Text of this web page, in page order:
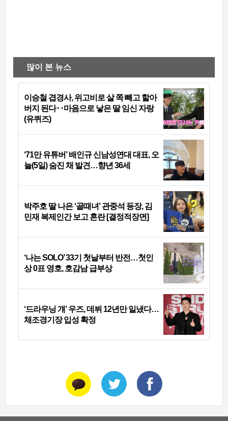
많이 본 뉴스
이승철 겹경사, 위고비로 살 쪽 빼고 할아
버지 된다‥마음으로 낳은 딸 임신 자랑
(유퀴즈)
‘71만 유튜버’ 배인규 신남성연대 대표, 오
늘(5일) 숨진 채 발견…향년 36세
박주호 딸 나은 ‘골때녀’ 관중석 등장, 김
민재 복제인간 보고 혼란 [결정적장면]
‘나는 SOLO’ 33기 첫날부터 반전…첫인
상 0표 영호, 호감남 급부상
‘드라우닝 걔’ 우즈, 데뷔 12년만 일냈다…
체조경기장 입성 확정